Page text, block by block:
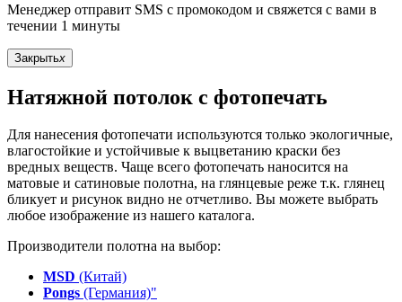
Менеджер отправит SMS с промокодом и свяжется с вами в
течении 1 минуты
Закрытьx
Натяжной потолок с фотопечать
Для нанесения фотопечати используются только экологичные,
влагостойкие и устойчивые к выцветанию краски без
вредных веществ. Чаще всего фотопечать наносится на
матовые и сатиновые полотна, на глянцевые реже т.к. глянец
бликует и рисунок видно не отчетливо. Вы можете выбрать
любое изображение из нашего каталога.
Производители полотна на выбор:
MSD (Китай)
Pongs (Германия)"